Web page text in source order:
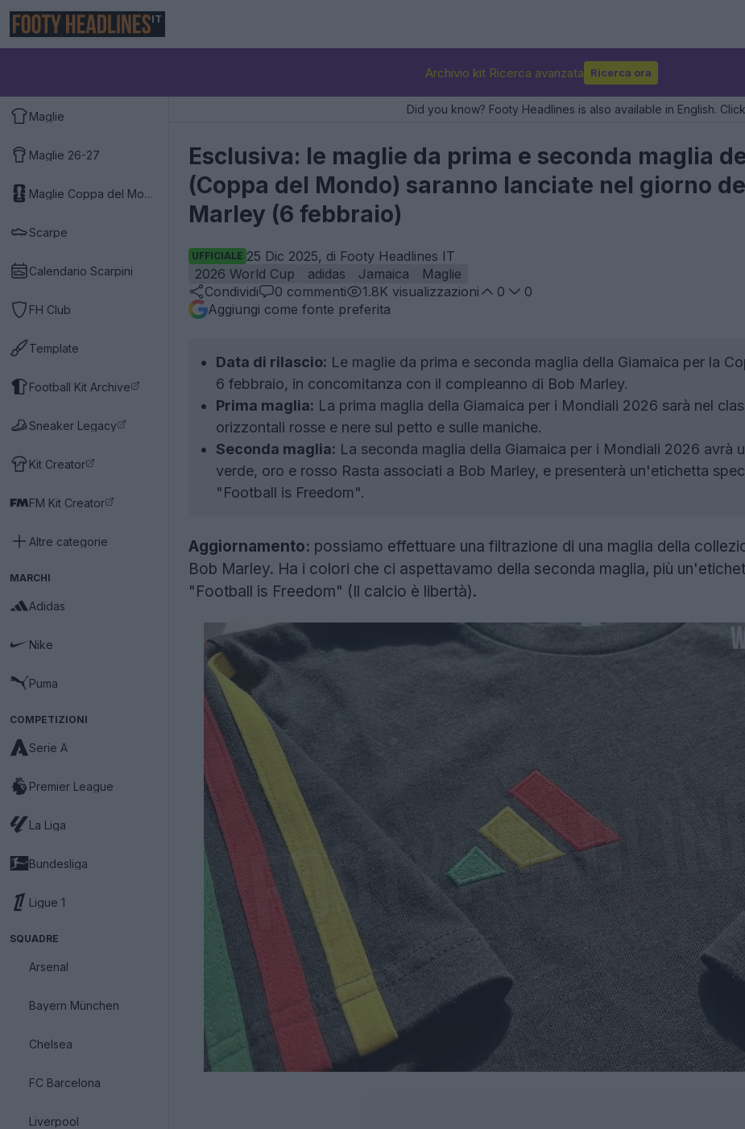
IT
Archivio kit Ricerca avanzata Ricerca ora
Maglie
Maglie 26-27
Maglie Coppa del Mondo 2026
Scarpe
Calendario Scarpini
FH Club
Template
Football Kit Archive
Sneaker Legacy
Kit Creator
FM Kit Creator
Altre categorie
MARCHI
Adidas
Nike
Puma
COMPETIZIONI
Serie A
Premier League
La Liga
Bundesliga
Ligue 1
SQUADRE
Arsenal
Bayern München
Chelsea
FC Barcelona
Liverpool
Did you know? Footy Headlines is also available in English.
Esclusiva: le maglie da prima e seconda maglia
(Coppa del Mondo) saranno lanciate nel giorno
Marley (6 febbraio)
UFFICIALE 25 Dic 2025, di Footy Headlines IT
2026 World Cup
adidas Jamaica
Maglie
Condividi
0 commenti 1.8K visualizzazioni 0
0
Aggiungi come fonte preferita
Data di rilascio: Le maglie da prima e seconda maglia della Giamaica per la
6 febbraio, in concomitanza con il compleanno di Bob Marley.
Prima maglia: La prima maglia della Giamaica per i Mondiali 2026 sarà nel
orizzontali rosse e nere sul petto e sulle maniche.
Seconda maglia: La seconda maglia della Giamaica per i Mondiali 2026 avrà
verde, oro e rosso Rasta associati a Bob Marley, e presenterà un'etichetta
"Football is Freedom".
Aggiornamento: possiamo effettuare una filtrazione di una maglia della
Bob Marley. Ha i colori che ci aspettavamo della seconda maglia, più
"Football is Freedom" (Il calcio è libertà).